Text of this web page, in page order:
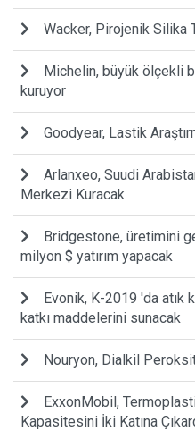
Wacker, Pirojenik Silika
Michelin, büyük ölçekli
kuruyor
Goodyear, Lastik
Arlanxeo, Suudi
Merkezi Kuracak
Bridgestone, üretimini
milyon $ yatırım yapacak
Evonik, K-2019 'da atık
katkı maddelerini sunacak
Nouryon, Dialkil
ExxonMobil,
Kapasitesini İki Katına